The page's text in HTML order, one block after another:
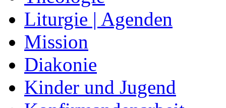
Liturgie | Agenden
Mission
Diakonie
Kinder und Jugend